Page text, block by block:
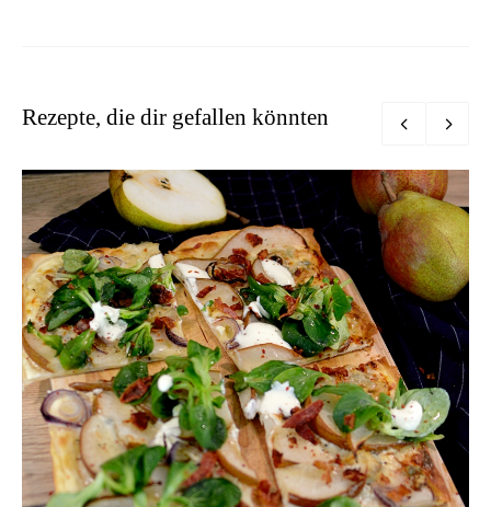
Rezepte, die dir gefallen könnten